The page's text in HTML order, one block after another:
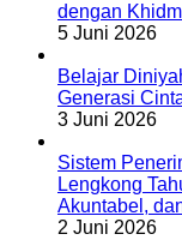
dengan
5 Juni 2026
Belajar
Generasi
3 Juni 2026
Sistem
Lengkong
Akuntabel,
2 Juni 2026